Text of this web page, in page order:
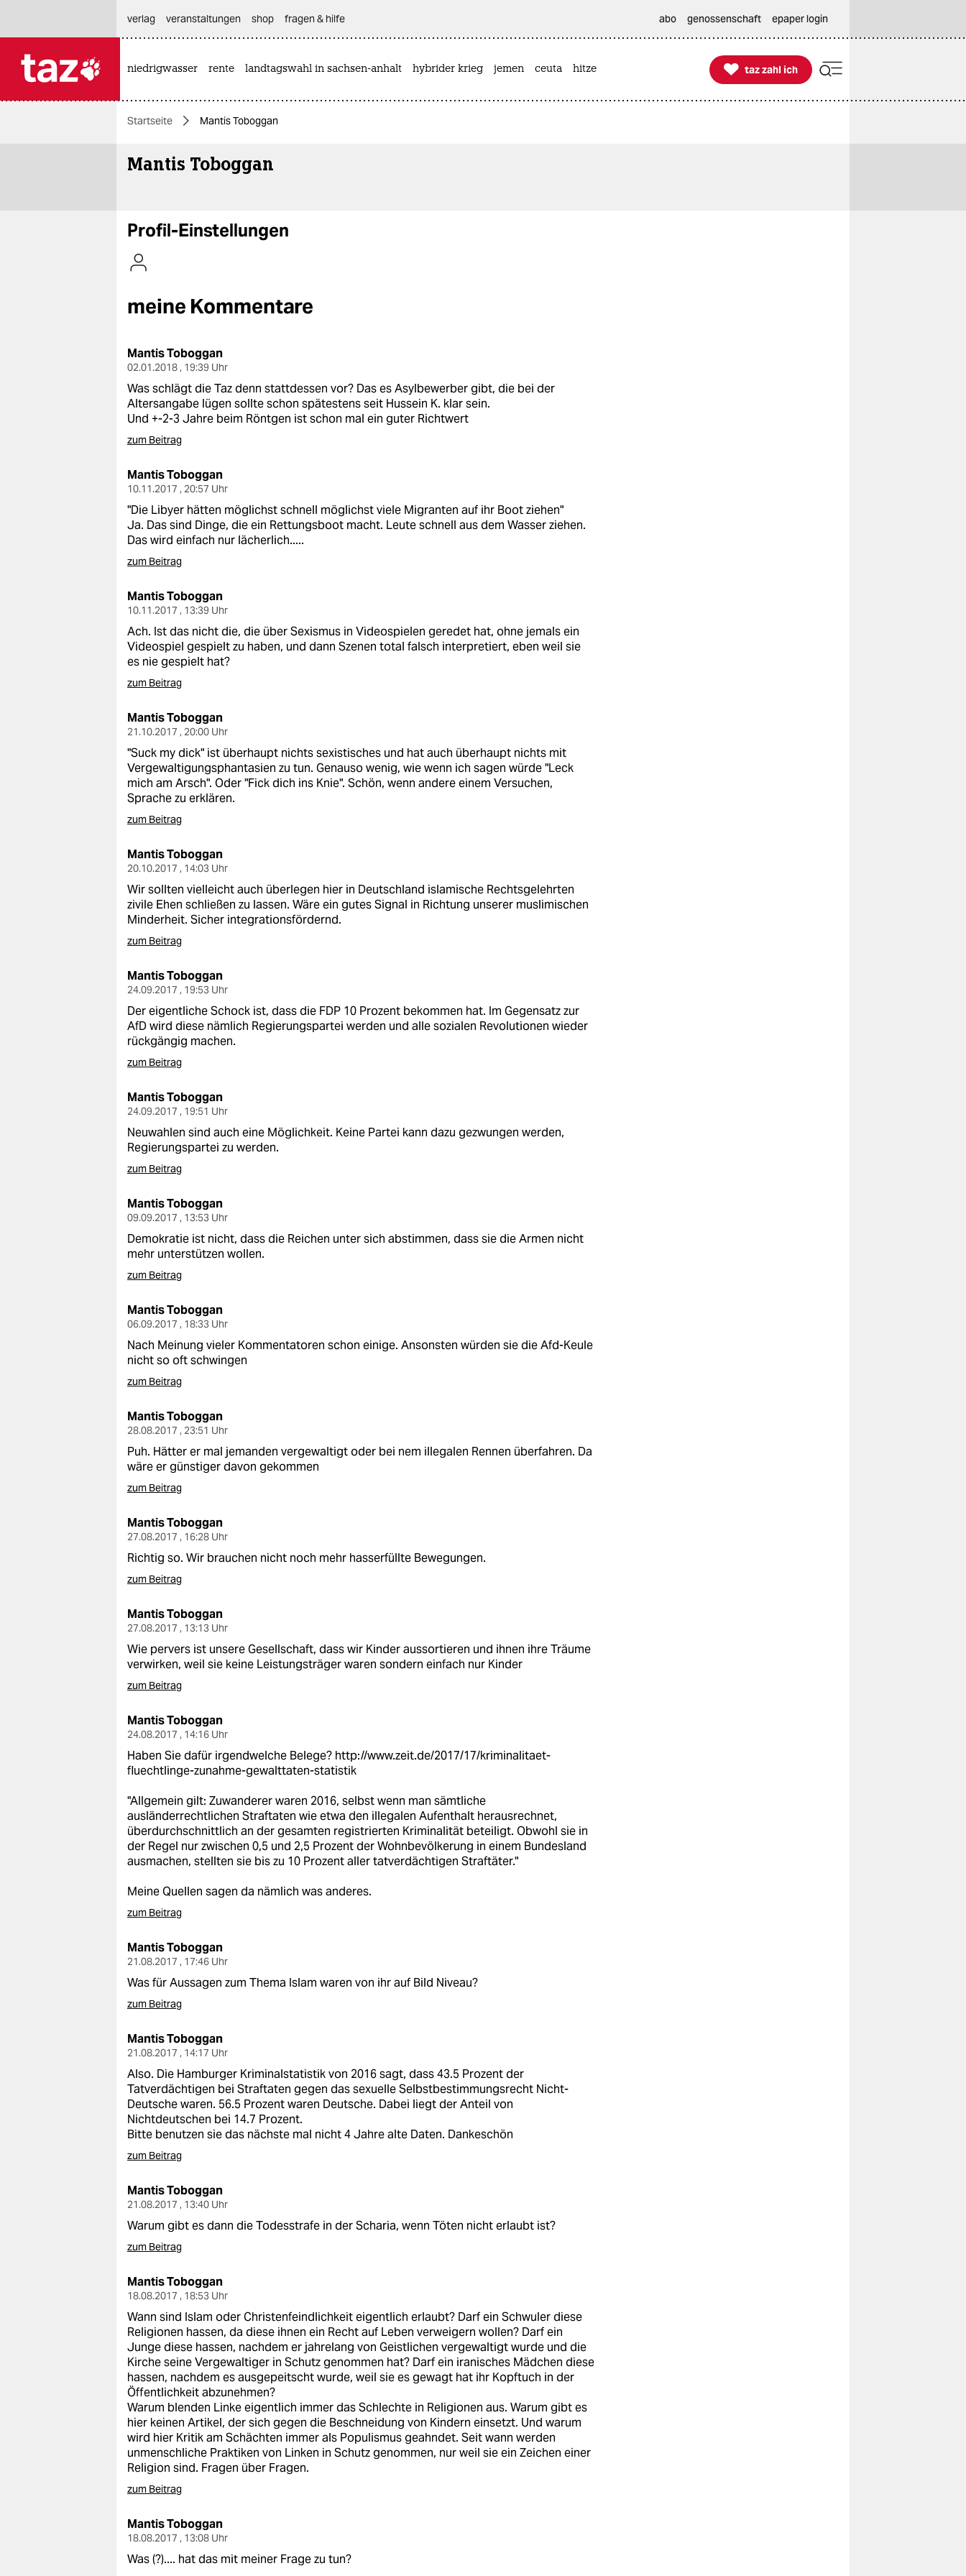
themen
politik
gesellschaft
kultur
nord
wahrheit
verlag
verlag
veranstaltungen
shop
fragen & hilfe
unterstützen
abo
genossenschaft
epaper login
verlag
veranstaltungen shop fragen & hilfe abo genossenschaft epaper login
niedrigwasser rente landtagswahl in sachsen-anhalt hybrider krieg jemen ceuta hitze 
taz zahl ich
taz zahl ich
Startseite Mantis Toboggan
Mantis Toboggan
Profil-Einstellungen
meine Kommentare
Mantis Toboggan
02.01.2018 , 19:39 Uhr
Was schlägt die Taz denn stattdessen vor? Das es Asylbewerber gibt, die bei der
Altersangabe lügen sollte schon spätestens seit Hussein K. klar sein.
Und +-2-3 Jahre beim Röntgen ist schon mal ein guter Richtwert
zum Beitrag
Mantis Toboggan
10.11.2017 , 20:57 Uhr
"Die Libyer hätten möglichst schnell möglichst viele Migranten auf ihr Boot ziehen"
Ja. Das sind Dinge, die ein Rettungsboot macht. Leute schnell aus dem Wasser ziehen.
Das wird einfach nur lächerlich.....
zum Beitrag
Mantis Toboggan
10.11.2017 , 13:39 Uhr
Ach. Ist das nicht die, die über Sexismus in Videospielen geredet hat, ohne jemals ein
Videospiel gespielt zu haben, und dann Szenen total falsch interpretiert, eben weil sie
es nie gespielt hat?
zum Beitrag
Mantis Toboggan
21.10.2017 , 20:00 Uhr
"Suck my dick" ist überhaupt nichts sexistisches und hat auch überhaupt nichts mit
Vergewaltigungsphantasien zu tun. Genauso wenig, wie wenn ich sagen würde "Leck
mich am Arsch". Oder "Fick dich ins Knie". Schön, wenn andere einem Versuchen,
Sprache zu erklären.
zum Beitrag
Mantis Toboggan
20.10.2017 , 14:03 Uhr
Wir sollten vielleicht auch überlegen hier in Deutschland islamische Rechtsgelehrten
zivile Ehen schließen zu lassen. Wäre ein gutes Signal in Richtung unserer muslimischen
Minderheit. Sicher integrationsfördernd.
zum Beitrag
Mantis Toboggan
24.09.2017 , 19:53 Uhr
Der eigentliche Schock ist, dass die FDP 10 Prozent bekommen hat. Im Gegensatz zur
AfD wird diese nämlich Regierungspartei werden und alle sozialen Revolutionen wieder
rückgängig machen.
zum Beitrag
Mantis Toboggan
24.09.2017 , 19:51 Uhr
Neuwahlen sind auch eine Möglichkeit. Keine Partei kann dazu gezwungen werden,
Regierungspartei zu werden.
zum Beitrag
Mantis Toboggan
09.09.2017 , 13:53 Uhr
Demokratie ist nicht, dass die Reichen unter sich abstimmen, dass sie die Armen nicht
mehr unterstützen wollen.
zum Beitrag
Mantis Toboggan
06.09.2017 , 18:33 Uhr
Nach Meinung vieler Kommentatoren schon einige. Ansonsten würden sie die Afd-Keule
nicht so oft schwingen
zum Beitrag
Mantis Toboggan
28.08.2017 , 23:51 Uhr
Puh. Hätter er mal jemanden vergewaltigt oder bei nem illegalen Rennen überfahren. Da
wäre er günstiger davon gekommen
zum Beitrag
Mantis Toboggan
27.08.2017 , 16:28 Uhr
Richtig so. Wir brauchen nicht noch mehr hasserfüllte Bewegungen.
zum Beitrag
Mantis Toboggan
27.08.2017 , 13:13 Uhr
Wie pervers ist unsere Gesellschaft, dass wir Kinder aussortieren und ihnen ihre Träume
verwirken, weil sie keine Leistungsträger waren sondern einfach nur Kinder
zum Beitrag
Mantis Toboggan
24.08.2017 , 14:16 Uhr
Haben Sie dafür irgendwelche Belege? http://www.zeit.de/2017/17/kriminalitaet-
fluechtlinge-zunahme-gewalttaten-statistik
"Allgemein gilt: Zuwanderer waren 2016, selbst wenn man sämtliche
ausländerrechtlichen Straftaten wie etwa den illegalen Aufenthalt herausrechnet,
überdurchschnittlich an der gesamten registrierten Kriminalität beteiligt. Obwohl sie in
der Regel nur zwischen 0,5 und 2,5 Prozent der Wohnbevölkerung in einem Bundesland
ausmachen, stellten sie bis zu 10 Prozent aller tatverdächtigen Straftäter."
Meine Quellen sagen da nämlich was anderes.
zum Beitrag
Mantis Toboggan
21.08.2017 , 17:46 Uhr
Was für Aussagen zum Thema Islam waren von ihr auf Bild Niveau?
zum Beitrag
Mantis Toboggan
21.08.2017 , 14:17 Uhr
Also. Die Hamburger Kriminalstatistik von 2016 sagt, dass 43.5 Prozent der
Tatverdächtigen bei Straftaten gegen das sexuelle Selbstbestimmungsrecht Nicht-
Deutsche waren. 56.5 Prozent waren Deutsche. Dabei liegt der Anteil von
Nichtdeutschen bei 14.7 Prozent.
Bitte benutzen sie das nächste mal nicht 4 Jahre alte Daten. Dankeschön
zum Beitrag
Mantis Toboggan
21.08.2017 , 13:40 Uhr
Warum gibt es dann die Todesstrafe in der Scharia, wenn Töten nicht erlaubt ist?
zum Beitrag
Mantis Toboggan
18.08.2017 , 18:53 Uhr
Wann sind Islam oder Christenfeindlichkeit eigentlich erlaubt? Darf ein Schwuler diese
Religionen hassen, da diese ihnen ein Recht auf Leben verweigern wollen? Darf ein
Junge diese hassen, nachdem er jahrelang von Geistlichen vergewaltigt wurde und die
Kirche seine Vergewaltiger in Schutz genommen hat? Darf ein iranisches Mädchen diese
hassen, nachdem es ausgepeitscht wurde, weil sie es gewagt hat ihr Kopftuch in der
Öffentlichkeit abzunehmen?
Warum blenden Linke eigentlich immer das Schlechte in Religionen aus. Warum gibt es
hier keinen Artikel, der sich gegen die Beschneidung von Kindern einsetzt. Und warum
wird hier Kritik am Schächten immer als Populismus geahndet. Seit wann werden
unmenschliche Praktiken von Linken in Schutz genommen, nur weil sie ein Zeichen einer
Religion sind. Fragen über Fragen.
zum Beitrag
Mantis Toboggan
18.08.2017 , 13:08 Uhr
Was (?).... hat das mit meiner Frage zu tun?